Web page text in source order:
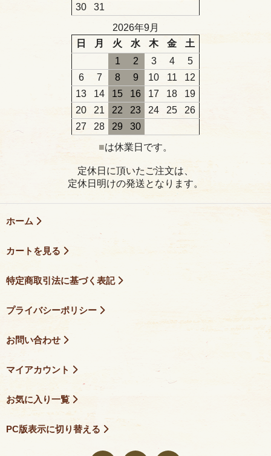
30
31
2026年9月
日
月 火 水 木 金
土
1
2 3 4
5
6
7 8 9 10 11
12
13
14 15 16 17 18
19
20
21 22 23 24 25
26
27
28 29
30
■は休業日です。
定休日に頂いたご注文は、
定休日明けの発送となります。
ホーム
カートを見る
特定商取引法に基づく表記
プライバシーポリシー
お問い合わせ
マイアカウント
お気に入り一覧
PC版表示に切り替える